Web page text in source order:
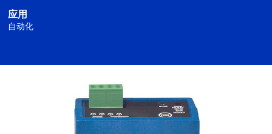
应用
自动化